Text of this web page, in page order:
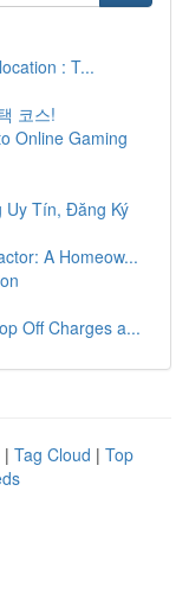
: T...
코스!
Online Gaming
Uy Tín, Đăng Ký
A Homeow...
Off Charges a...
| Tag Cloud | Top